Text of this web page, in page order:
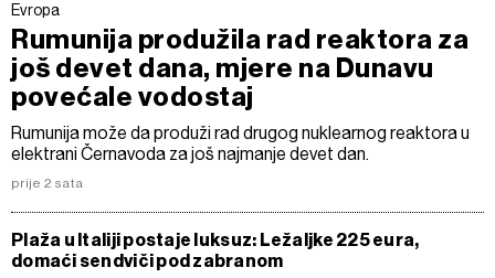
Evropa
Rumunija produžila rad reaktora za
još devet dana, mjere na Dunavu
povećale vodostaj
Rumunija može da produži rad drugog nuklearnog reaktora u
elektrani Černavoda za još najmanje devet dan.
prije 2 sata
Plaža u Italiji postaje luksuz: Ležaljke 225 eura,
domaći sendviči pod zabranom